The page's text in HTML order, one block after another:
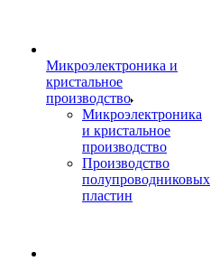
Микроэлектроника и
кристальное
производство
Микроэлектроника
и кристальное
производство
Производство
полупроводниковых
пластин